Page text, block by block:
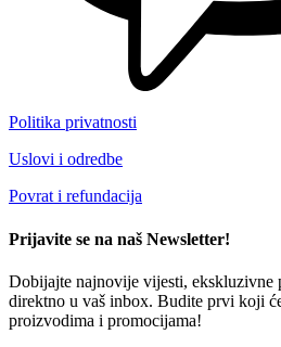
Politika privatnosti
Uslovi i odredbe
Povrat i refundacija
Prijavite se na naš Newsletter!
Dobijajte najnovije vijesti, ekskluzivne
direktno u vaš inbox. Budite prvi koji
proizvodima i promocijama!